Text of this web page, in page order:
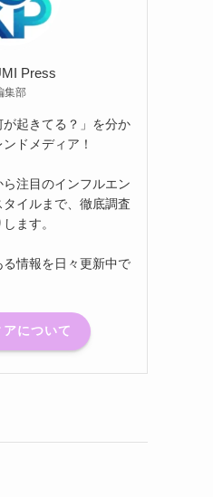
Press
集部
起きてる？」を分か
ドメディア！
注目のインフルエン
イルまで、徹底調査
ます。
情報を日々更新中で
アについて